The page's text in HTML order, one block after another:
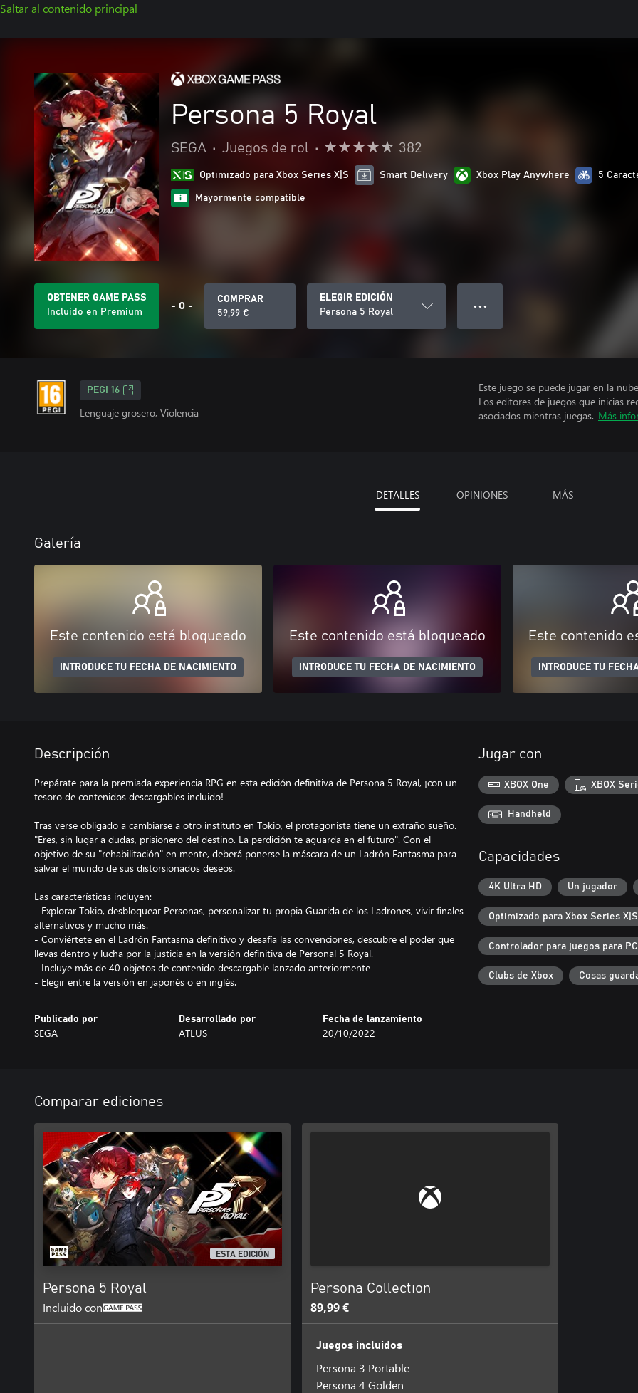
Saltar al contenido principal
Persona 5 Royal
SEGA • Juegos de rol • 382
Optimizado para Xbox Series X|S Smart Delivery Xbox Play Anywhere 5
Mayormente compatible
OBTENER GAME PASS
Incluido en Premium
- O -
COMPRAR
59,99 €
ELEGIR EDICIÓN
Persona 5 Royal
● ● ●
PEGI 16
Lenguaje grosero, Violencia
Este juego se puede jugar en la
Los editores de juegos que inicias
asociados mientras juegas. Más
DETALLES OPINIONES MÁS
Galería
Este contenido está bloqueado
INTRODUCE TU FECHA DE NACIMIENTO
Este contenido está bloqueado
INTRODUCE TU FECHA DE NACIMIENTO
Este contenido
INTRODUCE TU
Descripción
Prepárate para la premiada experiencia RPG en esta edición definitiva de Persona 5 Royal, ¡con un
tesoro de contenidos descargables incluido!
Tras verse obligado a cambiarse a otro instituto en Tokio, el protagonista tiene un extraño sueño.
"Eres, sin lugar a dudas, prisionero del destino. La perdición te aguarda en el futuro". Con el
objetivo de su "rehabilitación" en mente, deberá ponerse la máscara de un Ladrón Fantasma para
salvar el mundo de sus distorsionados deseos.
Las características incluyen:
- Explorar Tokio, desbloquear Personas, personalizar tu propia Guarida de los Ladrones, vivir finales
alternativos y mucho más.
- Conviértete en el Ladrón Fantasma definitivo y desafía las convenciones, descubre el poder que
llevas dentro y lucha por la justicia en la versión definitiva de Personal 5 Royal.
- Incluye más de 40 objetos de contenido descargable lanzado anteriormente
- Elegir entre la versión en japonés o en inglés.
Publicado por
SEGA
Desarrollado por
ATLUS
Fecha de lanzamiento
20/10/2022
Jugar con
XBOX One XBOX
Handheld
Capacidades
4K Ultra HD Un jugador
Optimizado para Xbox Series X|S
Controlador para juegos para PC
Clubs de Xbox Cosas
Comparar ediciones
ESTA EDICIÓN
Persona 5 Royal
Incluido con
Persona Collection
89,99 €
Juegos incluidos
Persona 3 Portable
Persona 4 Golden